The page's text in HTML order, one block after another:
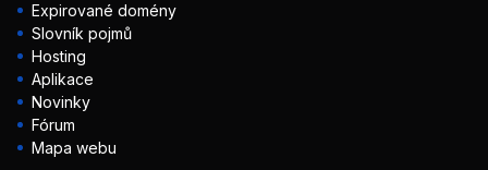
Expirované domény
Slovník pojmů
Hosting
Aplikace
Novinky
Fórum
Mapa webu